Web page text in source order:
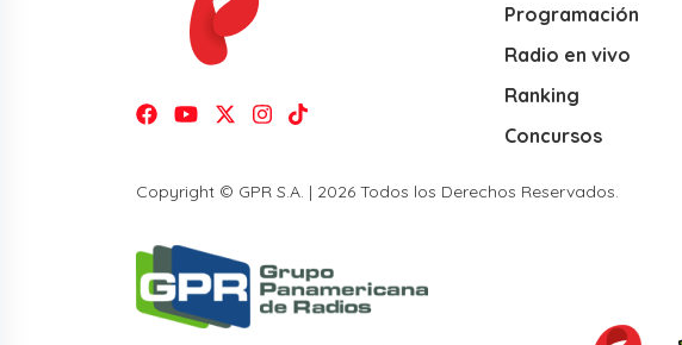
Programación
Radio en vivo
Ranking
Concursos
Copyright © GPR S.A. | 2026 Todos los Derechos Reservados.